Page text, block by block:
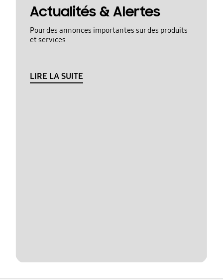
Actualités & Alertes
Pour des annonces importantes sur des produits
et services
LIRE LA SUITE